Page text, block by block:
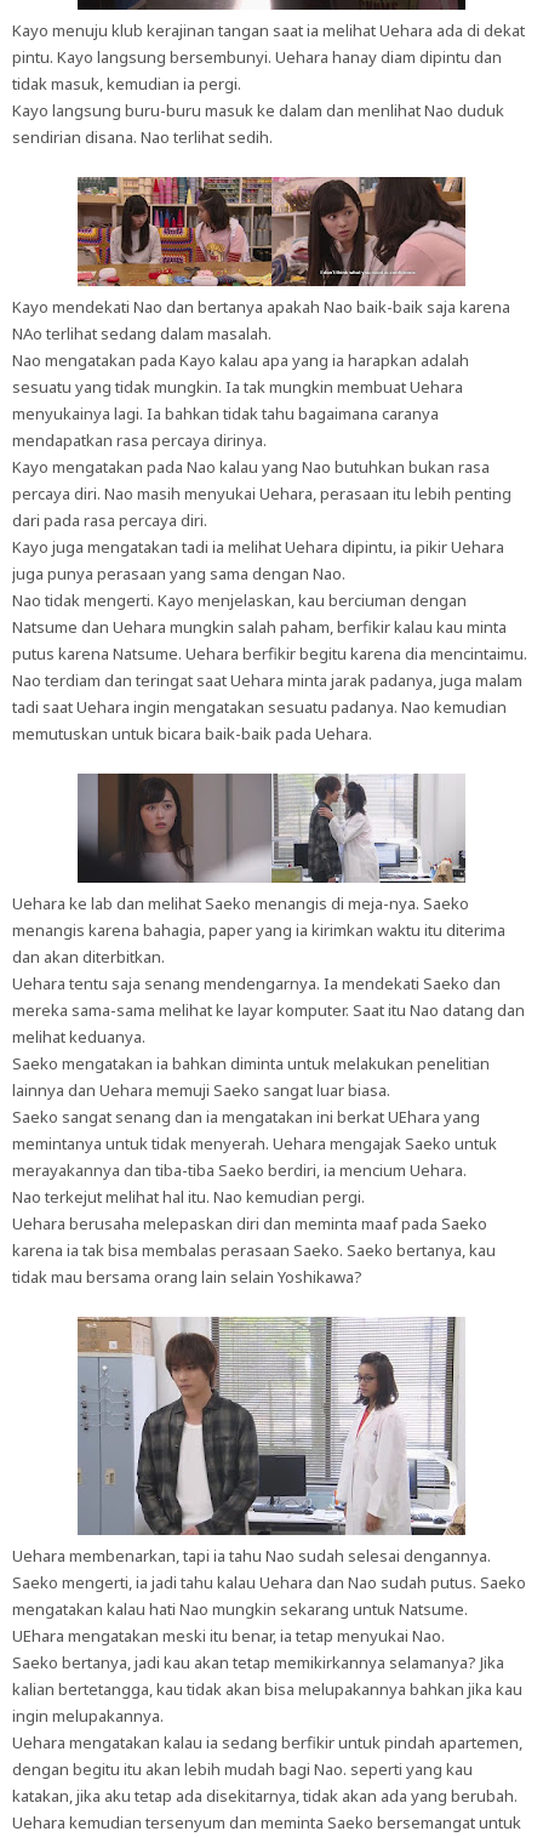
Kayo menuju klub kerajinan tangan saat ia melihat Uehara ada di dekat
pintu. Kayo langsung bersembunyi. Uehara hanay diam dipintu dan
tidak masuk, kemudian ia pergi.
Kayo langsung buru-buru masuk ke dalam dan menlihat Nao duduk
sendirian disana. Nao terlihat sedih.
Kayo mendekati Nao dan bertanya apakah Nao baik-baik saja karena
NAo terlihat sedang dalam masalah.
Nao mengatakan pada Kayo kalau apa yang ia harapkan adalah
sesuatu yang tidak mungkin. Ia tak mungkin membuat Uehara
menyukainya lagi. Ia bahkan tidak tahu bagaimana caranya
mendapatkan rasa percaya dirinya.
Kayo mengatakan pada Nao kalau yang Nao butuhkan bukan rasa
percaya diri. Nao masih menyukai Uehara, perasaan itu lebih penting
dari pada rasa percaya diri.
Kayo juga mengatakan tadi ia melihat Uehara dipintu, ia pikir Uehara
juga punya perasaan yang sama dengan Nao.
Nao tidak mengerti. Kayo menjelaskan, kau berciuman dengan
Natsume dan Uehara mungkin salah paham, berfikir kalau kau minta
putus karena Natsume. Uehara berfikir begitu karena dia mencintaimu.
Nao terdiam dan teringat saat Uehara minta jarak padanya, juga malam
tadi saat Uehara ingin mengatakan sesuatu padanya. Nao kemudian
memutuskan untuk bicara baik-baik pada Uehara.
Uehara ke lab dan melihat Saeko menangis di meja-nya. Saeko
menangis karena bahagia, paper yang ia kirimkan waktu itu diterima
dan akan diterbitkan.
Uehara tentu saja senang mendengarnya. Ia mendekati Saeko dan
mereka sama-sama melihat ke layar komputer. Saat itu Nao datang dan
melihat keduanya.
Saeko mengatakan ia bahkan diminta untuk melakukan penelitian
lainnya dan Uehara memuji Saeko sangat luar biasa.
Saeko sangat senang dan ia mengatakan ini berkat UEhara yang
memintanya untuk tidak menyerah. Uehara mengajak Saeko untuk
merayakannya dan tiba-tiba Saeko berdiri, ia mencium Uehara.
Nao terkejut melihat hal itu. Nao kemudian pergi.
Uehara berusaha melepaskan diri dan meminta maaf pada Saeko
karena ia tak bisa membalas perasaan Saeko. Saeko bertanya, kau
tidak mau bersama orang lain selain Yoshikawa?
Uehara membenarkan, tapi ia tahu Nao sudah selesai dengannya.
Saeko mengerti, ia jadi tahu kalau Uehara dan Nao sudah putus. Saeko
mengatakan kalau hati Nao mungkin sekarang untuk Natsume.
UEhara mengatakan meski itu benar, ia tetap menyukai Nao.
Saeko bertanya, jadi kau akan tetap memikirkannya selamanya? Jika
kalian bertetangga, kau tidak akan bisa melupakannya bahkan jika kau
ingin melupakannya.
Uehara mengatakan kalau ia sedang berfikir untuk pindah apartemen,
dengan begitu itu akan lebih mudah bagi Nao. seperti yang kau
katakan, jika aku tetap ada disekitarnya, tidak akan ada yang berubah.
Uehara kemudian tersenyum dan meminta Saeko bersemangat untuk